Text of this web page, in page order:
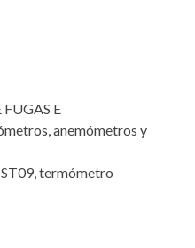
E
anemómetros y
ST09,termómetro